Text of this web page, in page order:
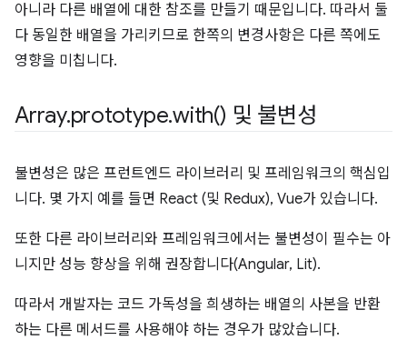
아니라 다른 배열에 대한 참조를 만들기 때문입니다. 따라서 둘
다 동일한 배열을 가리키므로 한쪽의 변경사항은 다른 쪽에도
영향을 미칩니다.
Array.prototype.with() 및 불변성
불변성은 많은 프런트엔드 라이브러리 및 프레임워크의 핵심입
니다. 몇 가지 예를 들면 React (및 Redux), Vue가 있습니다.
또한 다른 라이브러리와 프레임워크에서는 불변성이 필수는 아
니지만 성능 향상을 위해 권장합니다(Angular, Lit).
따라서 개발자는 코드 가독성을 희생하는 배열의 사본을 반환
하는 다른 메서드를 사용해야 하는 경우가 많았습니다.